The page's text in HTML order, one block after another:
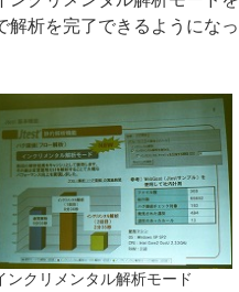
解析を完了できるようになっ
ンクリメンタル解析モード